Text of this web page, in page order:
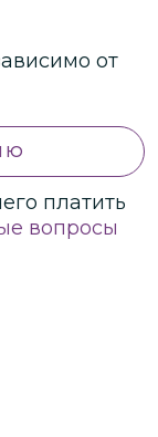
от
платить
вопросы